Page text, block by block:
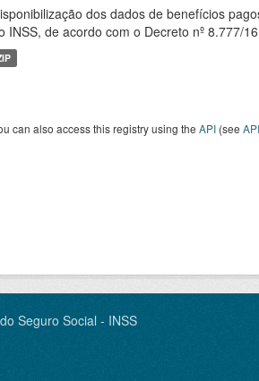
dos dados de benefícios
INSS, de acordo com o Decreto nº 8.777/
can also access this registry using the API (see
Seguro Social - INSS